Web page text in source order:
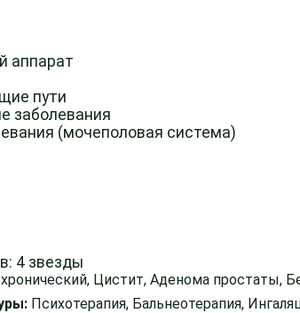
аппарат
пути
заболевания
(мочеполовая система)
4 звезды
Цистит, Аденома простаты,
Психотерапия, Бальнеотерапия,